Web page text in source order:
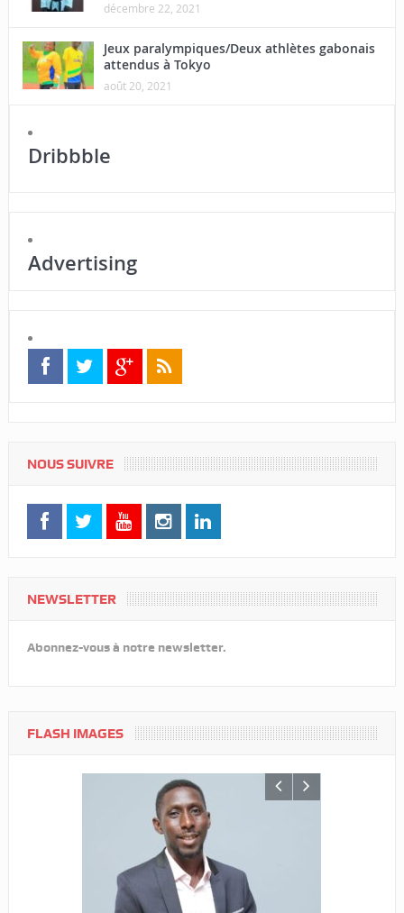
décembre 22, 2021
Jeux paralympiques/Deux athlètes gabonais
attendus à Tokyo
août 20, 2021
Dribbble
Advertising
NOUS SUIVRE
NEWSLETTER
Abonnez-vous à notre newsletter.
FLASH IMAGES